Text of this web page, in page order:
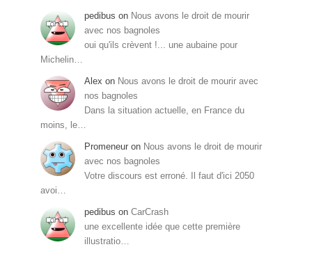
pedibus on Nous avons le droit de mourir
avec nos bagnoles
oui qu'ils crèvent !... une aubaine pour
Michelin…
Alex on Nous avons le droit de mourir avec
nos bagnoles
Dans la situation actuelle, en France du
moins, le…
Promeneur on Nous avons le droit de mourir
avec nos bagnoles
Votre discours est erroné. Il faut d'ici 2050
avoi…
pedibus on CarCrash
une excellente idée que cette première
illustratio…